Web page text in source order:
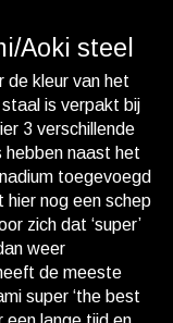
Aoki steel
de kleur van het
is verpakt bij
3 verschillende
hebben naast het
toegevoegd
hier nog een schep
zich dat ‘super’
weer
de meeste
super ‘the best